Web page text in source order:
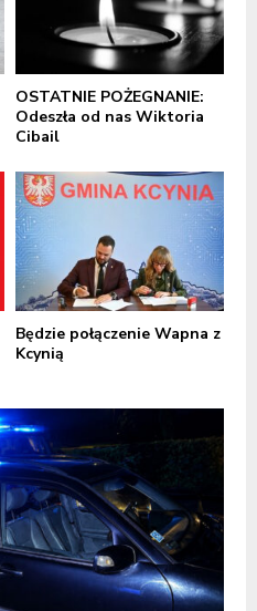
OSTATNIE POŻEGNANIE:
Odeszła od nas Wiktoria
Cibail
Będzie połączenie Wapna z
Kcynią